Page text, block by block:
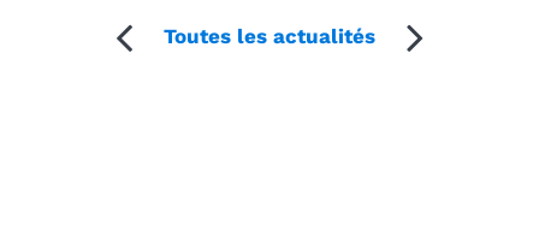
Toutes les actualités